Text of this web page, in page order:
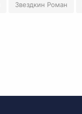
Звездкин Роман